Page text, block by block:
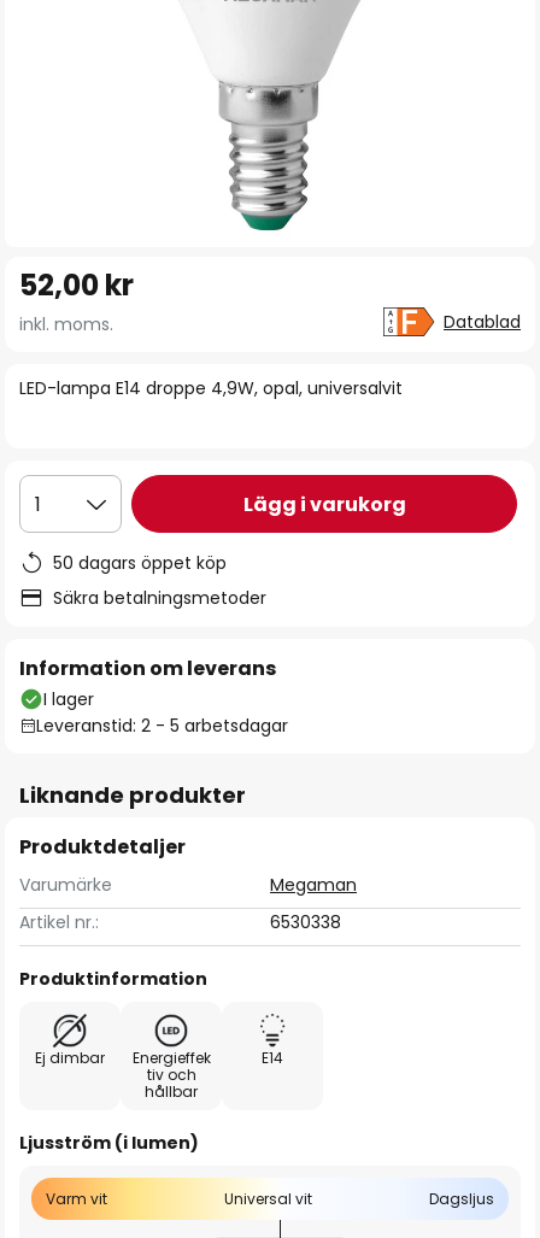
till
början
bildgalleriet
LED-lampa E14 droppe 4,9W, opal, universalvit
52,00 kr
inkl. moms. Datablad
1 Lägg i varukorg
50 dagars öppet köp
Säkra betalningsmetoder
Information om leverans
I lager
Leveranstid: 2 - 5 arbetsdagar
Liknande produkter
Produktdetaljer
Varumärke
Megaman
Artikel nr.:
6530338
Produktinformation
Ej dimbar
Energieffek
tiv och
hållbar
E14
Ljusström (i lumen)
Varm vit Universal vit Dagsljus